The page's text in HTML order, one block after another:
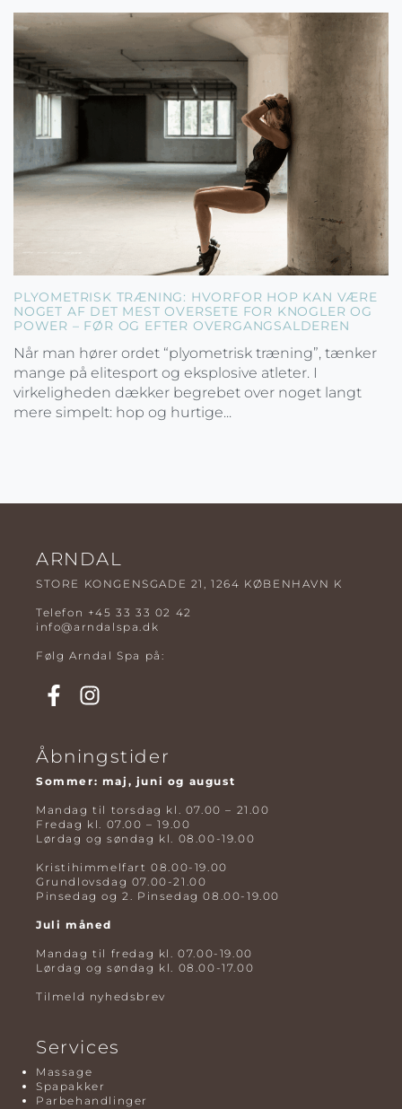
PLYOMETRISK TRÆNING: HVORFOR HOP KAN VÆRE
NOGET AF DET MEST OVERSETE FOR KNOGLER OG
POWER – FØR OG EFTER OVERGANGSALDEREN
Når man hører ordet “plyometrisk træning”, tænker
mange på elitesport og eksplosive atleter. I
virkeligheden dækker begrebet over noget langt
mere simpelt: hop og hurtige...
ARNDAL
STORE KONGENSGADE 21, 1264 KØBENHAVN K
Telefon +45 33 33 02 42
info@arndalspa.dk
Følg Arndal Spa på:
Åbningstider
Sommer: maj, juni og august
Mandag til torsdag kl. 07.00 – 21.00
Fredag kl. 07.00 – 19.00
Lørdag og søndag kl. 08.00-19.00
Kristihimmelfart 08.00-19.00
Grundlovsdag 07.00-21.00
Pinsedag og 2. Pinsedag 08.00-19.00
Juli måned
Mandag til fredag kl. 07.00-19.00
Lørdag og søndag kl. 08.00-17.00
Tilmeld nyhedsbrev
Services
Massage
Spapakker
Parbehandlinger